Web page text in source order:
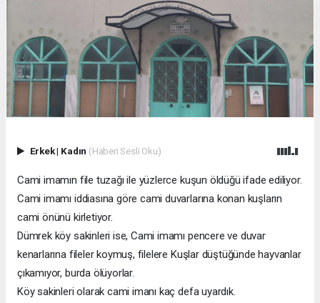
Erkek| Kadın (Haberi Sesli Oku)
Cami imamın file tuzağı ile yüzlerce kuşun öldüğü ifade ediliyor.
Cami imamı iddiasına göre cami duvarlarına konan kuşların
cami önünü kirletiyor.
Dümrek köy sakinleri ise, Cami imamı pencere ve duvar
kenarlarına fileler koymuş, filelere Kuşlar düştüğünde hayvanlar
çıkamıyor, burda ölüyorlar.
Köy sakinleri olarak cami imanı kaç defa uyardık.